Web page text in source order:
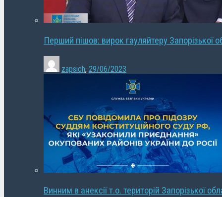
Перший пішов: вирок гауляйтеру Запорізької
zapsich, 29/06/2023
Винним в анексії т.о. територій Запорізької